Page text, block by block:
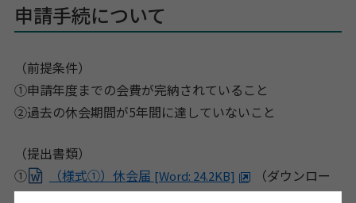
申請手続について
（前提条件）
①申請年度までの会費が完納されていること
②過去の休会期間が5年間に達していないこと
（提出書類）
①
（様式①）休会届 [Word: 24.2KB]
（ダウンロー
ド後必要事項をご記入ください）